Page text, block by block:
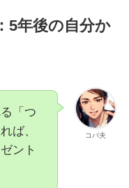
5年後の自分か
コバ夫
「つ
ば、
ント